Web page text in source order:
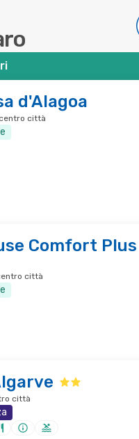
d'Alagoa
città
Comfort Plus
città
città